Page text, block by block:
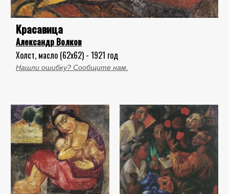
Красавица
Александр Волков
Холст, масло (62x62) - 1921 год
Нашли ошибку? Сообщите нам.